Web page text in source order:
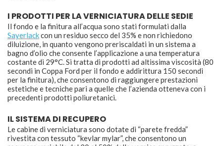
I PRODOTTI PER LA VERNICIATURA DELLE SEDIE
Il fondo e la finitura all’acqua sono stati formulati dalla
Sayerlackcon un residuo secco del 35% e non richiedono
diluizione, in quanto vengono preriscaldati in un sistema a
bagno d’olio che consente l’applicazione a una temperatura
costante di 29°C. Si tratta di prodotti ad altissima viscosità (80
secondi in Coppa Ford per il fondo e addirittura 150 secondi
per la finitura), che consentono di raggiungere prestazioni
estetiche e tecniche pari a quelle che l’azienda otteneva con i
precedenti prodotti poliuretanici.
IL SISTEMA DI RECUPERO
Le cabine di verniciatura sono dotate di “parete fredda”
rivestita con tessuto “kevlar mylar”, che consentono un